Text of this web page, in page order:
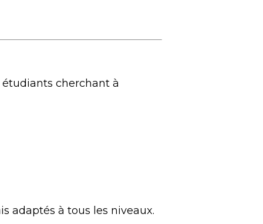
cherchant à
adaptés à tous les niveaux.